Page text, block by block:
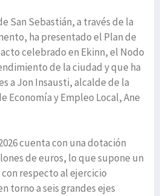
San Sebastián, a través de la
ha presentado el Plan de
celebrado en Ekinn, el Nodo
de la ciudad y que ha
a Jon Insausti, alcalde de la
Economía y Empleo Local, Ane
cuenta con una dotación
de euros, lo que supone un
respecto al ejercicio
torno a seis grandes ejes